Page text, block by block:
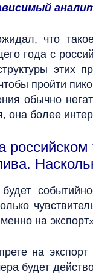
что
года с
этих
пройти
обычно
она более
на
на
будет